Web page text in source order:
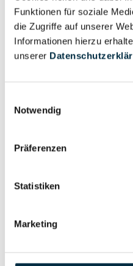
Funktionen für soziale
die Zugriffe auf unserer
Informationen hierzu
unserer
Notwendig
Präferenzen
Statistiken
Marketing
Areal Center Ltd. & Co
AREALCO e.K.
Areal Commercial
Areal Commercial
Areal Commerzial